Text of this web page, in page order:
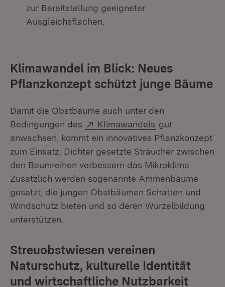
zur Bereitstellung geeigneter
Ausgleichsflächen.
Klimawandel im Blick: Neues
Pflanzkonzept schützt junge Bäume
Damit die Obstbäume auch unter den
Bedingungen des
Extern:
Klimawandels (Öffnet in
gut
anwachsen, kommt ein innovatives Pflanzkonzept
zum Einsatz: Dichter gesetzte Sträucher zwischen
den Baumreihen verbessern das Mikroklima.
Zusätzlich werden sogenannte Ammenbäume
gesetzt, die jungen Obstbäumen Schatten und
Windschutz bieten und so deren Wurzelbildung
unterstützen.
Streuobstwiesen vereinen
Naturschutz, kulturelle Identität
und wirtschaftliche Nutzbarkeit